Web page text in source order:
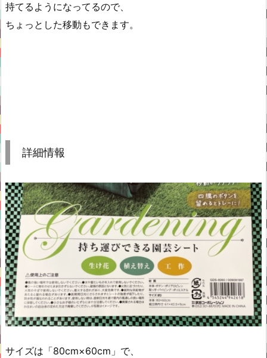
持てるようになってるので、
ちょっとした移動もできます。
詳細情報
サイズは「80cm×60cm」で、